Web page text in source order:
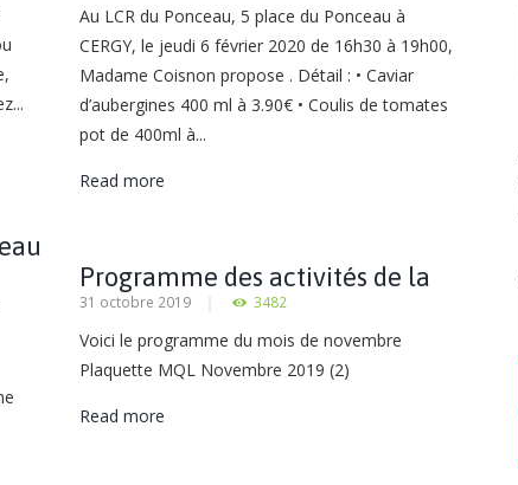
Au LCR du Ponceau, 5 place du Ponceau à
CERGY, le jeudi 6 février 2020 de 16h30 à 19h00,
Madame Coisnon propose . Détail : • Caviar
d’aubergines 400 ml à 3.90€ • Coulis de tomates
pot de 400ml à...
Read more
Programme des activités de la
Maison de Quartier des Linandes
31 octobre 2019 3482
Voici le programme du mois de novembre
Plaquette MQL Novembre 2019 (2)
Read more